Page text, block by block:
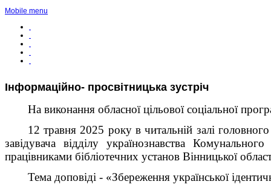
Mobile menu
Інформаційно- просвітницька зустріч
На виконання обласної цільової соціальної
12 травня 2025 року в читальній залі
завідувача відділу українознавства
працівниками бібліотечних установ Вінницької
Тема доповіді - «Збереження української